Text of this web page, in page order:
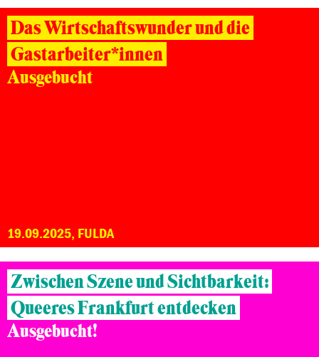
Das Wirtschaftswunder und die
Gastarbeiter*innen
Ausgebucht
19.09.2025, FULDA
Zwischen Szene und Sichtbarkeit:
Queeres Frankfurt entdecken
Ausgebucht!